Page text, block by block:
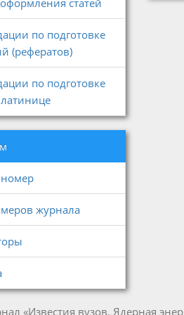
статей
по подготовке
(рефератов)
по подготовке
журнала
«Известия вузов. Ядерная